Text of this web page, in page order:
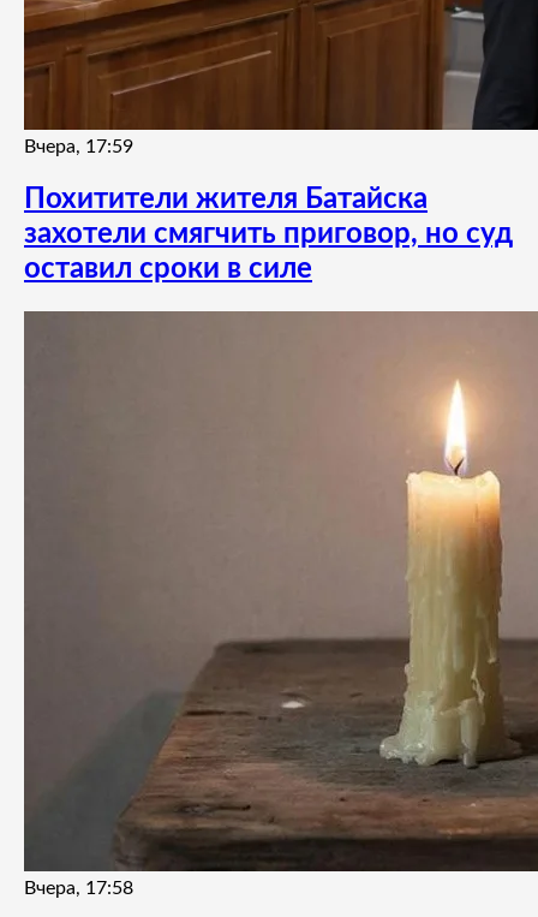
Вчера, 17:59
Похитители жителя Батайска
захотели смягчить приговор, но суд
оставил сроки в силе
Вчера, 17:58